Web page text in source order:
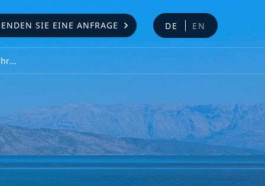
SIE EINE ANFRAGE DE EN